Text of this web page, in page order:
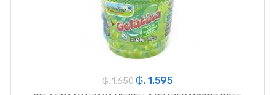
₲. 1.650 ₲. 1.595